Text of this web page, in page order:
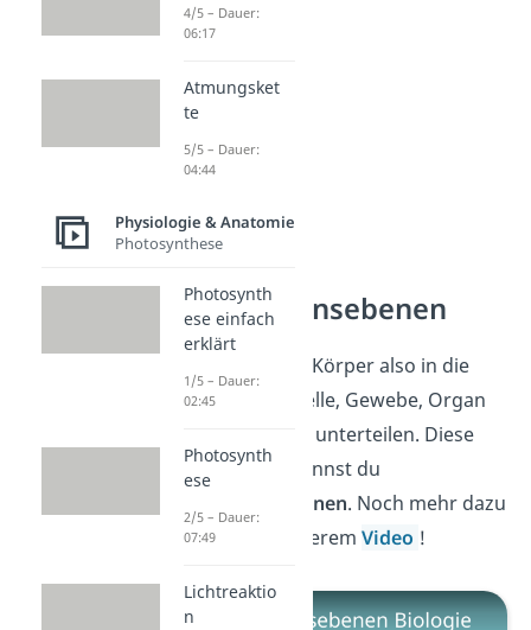
Organisationsebenen
Du kannst deinen Körper also in die
Untereinheiten
Zelle, Gewebe, Organ
und Organsystem unterteilen. Diese
Untereinheiten nennst du
Organisationsebenen. Noch mehr dazu
erfährst du in unserem Video !
4/5 – Dauer:
06:17
Atmungsket
te
5/5 – Dauer:
04:44
Physiologie & Anatomie
Photosynthese
Photosynth
ese einfach
erklärt
1/5 – Dauer:
02:45
Photosynth
ese
2/5 – Dauer:
07:49
Lichtreaktio
n